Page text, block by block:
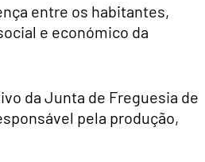
entre os habitantes,
e económico da
da Junta de Freguesia de
pela produção,